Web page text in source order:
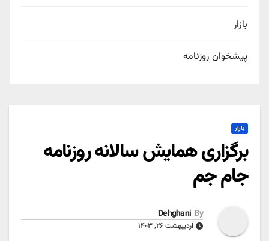
بازار
پیشخوان روزنامه
بازار
برگزاری همایش سالانه روزنامه
جام جم
By
Dehghani
اردیبهشت ۲۶, ۱۴۰۳